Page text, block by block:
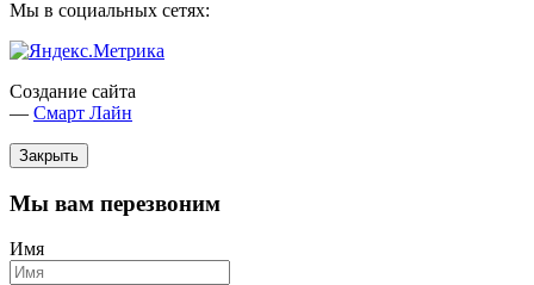
Мы в социальных сетях:
Создание сайта
— Смарт Лайн
Закрыть
Мы вам перезвоним
Имя